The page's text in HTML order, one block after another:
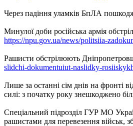
Через падіння уламків БпЛА
Минулої доби російська армія
https://npu.gov.ua/news/politsiia-
Рашисти обстрілюють
slidchi-dokumentuiut-naslidky-
Лише за останні сім днів на фронті
силі: з початку року знешкоджено
Спеціальний підрозділ ГУР МО
рашистами для перевезення військ,